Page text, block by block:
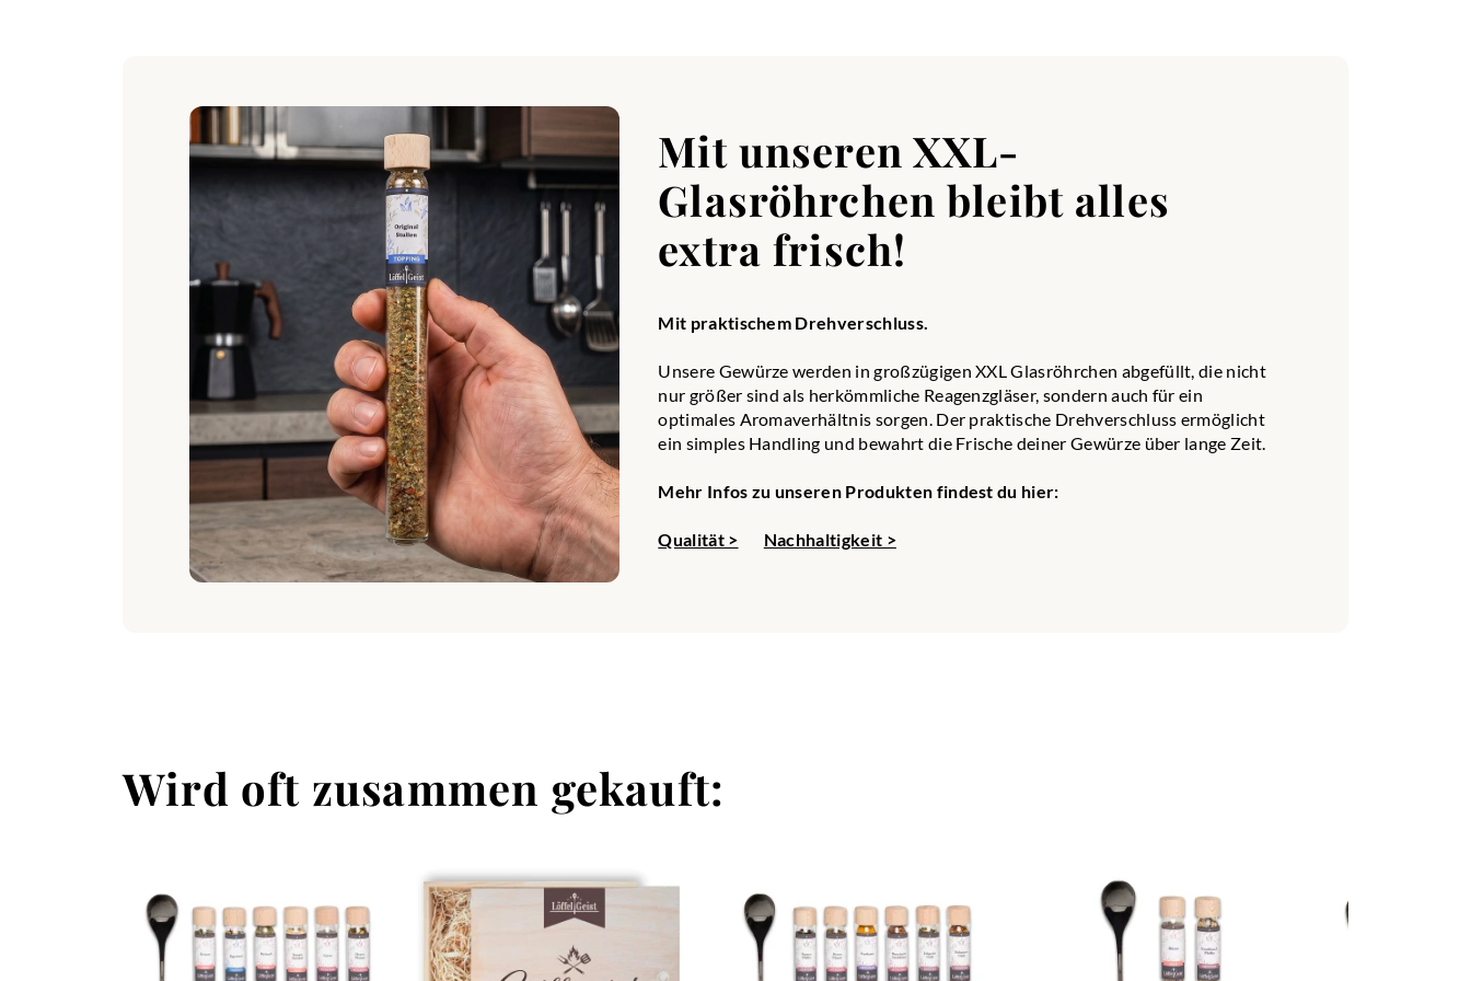
Unsere Pumpkin Spice Gewürzmischung eignet sich nicht nur hervorragend für Getränke, sondern ist
auch ideal zum Verfeinern von Backwaren, Desserts, Pfannkuchen, Muffins und vielen anderen
Leckereien. Lass deiner Kreativität freien Lauf und entdecke, wie einfach es ist, mit diesem besonderen
Gewürz die goldene Jahreszeit in deine Küche zu holen!
Zutaten: Muskatnuss, Zimt, Nelken, Piment, Ingwer, Macis
34g
Bratapfel - Würzmix
Lass dich von der warmen, einladenden Atmosphäre unserer Bratapfel Gewürzmischung verzaubern!
Diese außergewöhnliche Mischung vereint die verlockendsten Aromen des Winters und sorgt dafür, dass
jeder Bissen deiner Bratäpfel zu einem Fest der Sinne wird. Mit erlesenen Zutaten wie Zimt, Nelken,
Zitronenschale, Ingwer und einem Hauch von Kardamom bringt unsere Gewürzmischung die perfekte
Balance von Süße und Würze in deine weihnachtlichen Leckereien.
Die Bratapfel Gewürzmischung ist nicht nur ideal für die Zubereitung traditioneller Bratäpfel, sondern
begeistert auch in Desserts, sowohl warm als auch kalt. Kaum etwas verspricht so viel Gemütlichkeit und
Weihnachtszauber wie die Kombination aus warmen Äpfeln, duftenden Gewürzen und einer Prise Zimt.
Gönn dir diese Geschmacksexplosion und finde Freude an der Vorbereitungszeit für deine festlichen
Entdecke unser einzigartiges Raclette-Topping Gewürz – die perfekte Ergänzung für unvergessliche Käse-
Ob mild und aromatisch oder kräftig und würzig – unser Gewürz ist vielseitig einsetzbar und macht jedes
Raclette zu einem individuellen Festmahl. Einfach über den geschmolzenen Käse streuen und die
Geschmacksvielfalt genießen! Ideal für gemütliche Abende mit Freunden und Familie. Hol dir das
kulinarische Highlight für deine Raclette-Partys!
Mit unseren XXL-
Glasröhrchen bleibt alles
extra frisch!
Mit praktischem Drehverschluss.
Unsere Gewürze werden in großzügigen XXL Glasröhrchen abgefüllt, die nicht
nur größer sind als herkömmliche Reagenzgläser, sondern auch für ein
optimales Aromaverhältnis sorgen. Der praktische Drehverschluss ermöglicht
ein simples Handling und bewahrt die Frische deiner Gewürze über lange Zeit.
Mehr Infos zu unseren Produkten findest du hier:
Qualität > Nachhaltigkeit >
Wird oft zusammen gekauft: